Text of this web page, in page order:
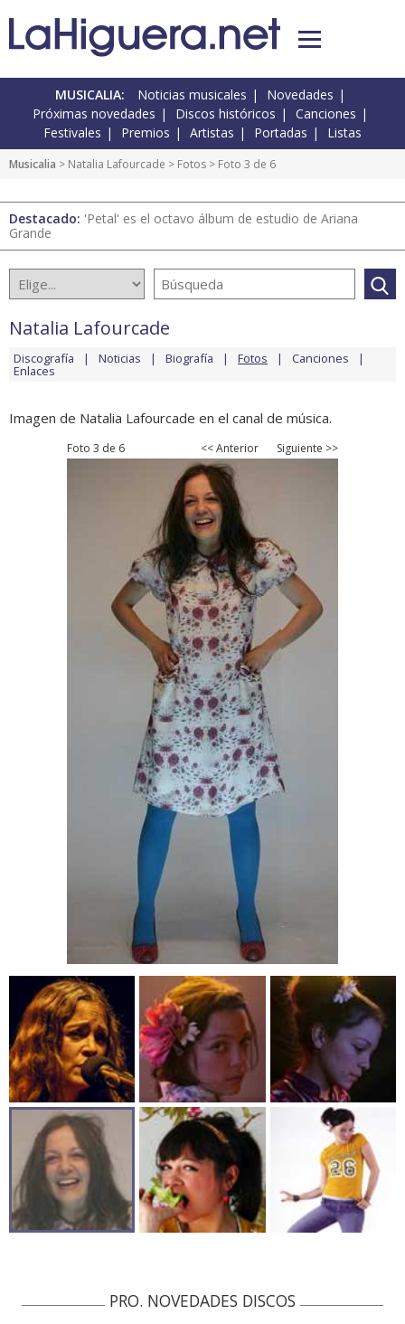
MUSICALIA: Noticias musicales
Novedades
Próximas novedades
Discos históricos
Canciones
Festivales
Premios Artistas Portadas Listas
Musicalia > Natalia Lafourcade > Fotos > Foto 3 de 6
Destacado: 'Petal' es el octavo álbum de estudio de Ariana
Grande
Natalia Lafourcade
Discografía Noticias Biografía Fotos Canciones
Enlaces
Imagen de Natalia Lafourcade en el canal de música.
Foto 3 de 6 << Anterior Siguiente >>
PRO. NOVEDADES DISCOS